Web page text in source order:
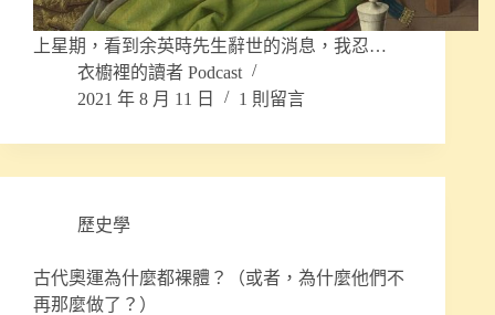
上星期，看到余英時先生辭世的消息，我忍…
衣櫥裡的讀者 Podcast
2021 年 8 月 11 日
1 則留言
歷史學
古代奧運為什麼都裸體？（或者，為什麼他們不
再那麼做了？）